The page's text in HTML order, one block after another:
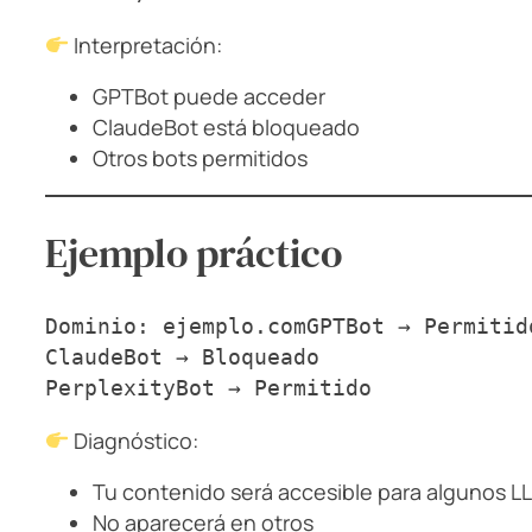
Interpretación:
GPTBot puede acceder
ClaudeBot está bloqueado
Otros bots permitidos
Ejemplo práctico
Dominio: ejemplo.comGPTBot →
ClaudeBot → Bloqueado
PerplexityBot → Permitido
Diagnóstico:
Tu contenido será accesible para algunos
No aparecerá en otros